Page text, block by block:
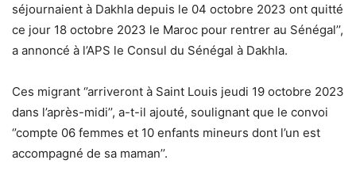
séjournaient à Dakhla depuis le 04 octobre 2023 ont quitté
ce jour 18 octobre 2023 le Maroc pour rentrer au Sénégal’’,
a annoncé à l’APS le Consul du Sénégal à Dakhla.
Ces migrant ‘’arriveront à Saint Louis jeudi 19 octobre 2023
dans l’après-midi’’, a-t-il ajouté, soulignant que le convoi
‘’compte 06 femmes et 10 enfants mineurs dont l’un est
accompagné de sa maman’’.